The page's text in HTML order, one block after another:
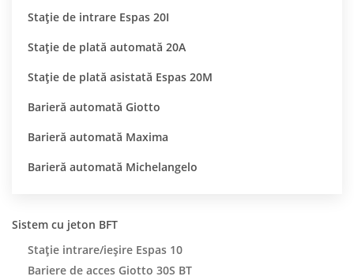
Stație de intrare Espas 20I
Stație de plată automată 20A
Stație de plată asistată Espas 20M
Barieră automată Giotto
Barieră automată Maxima
Barieră automată Michelangelo
Sistem cu jeton BFT
Stație intrare/ieșire Espas 10
Bariere de acces Giotto 30S BT